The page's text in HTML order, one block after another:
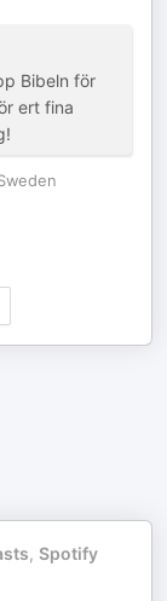
Bibeln för
ert fina
, Spotify